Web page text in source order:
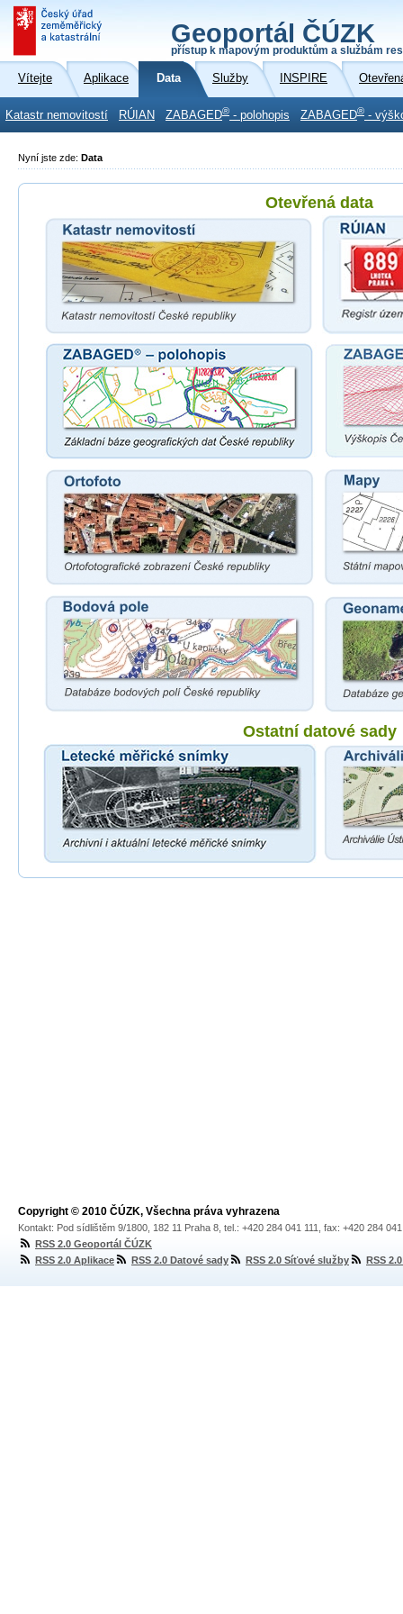
Geoportál ČÚZK
přístup k mapovým produktům a službám
Vítejte Aplikace Data Služby INSPIRE
Katastr nemovitostí RÚIAN ZABAGED® - polohopis ZABAGED® -
Nyní jste zde: Data
Otevřená data
Ostatní datové sady
Copyright © 2010 ČÚZK, Všechna práva vyhrazena
Kontakt: Pod sídlištěm 9/1800, 182 11 Praha 8, tel.: +420 284 041 111, fax: +420 284
RSS 2.0 Geoportál ČÚZK
RSS 2.0 Aplikace
RSS 2.0 Datové sady RSS 2.0 Síťové služby RSS